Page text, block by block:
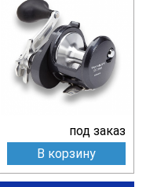
под заказ
В корзину